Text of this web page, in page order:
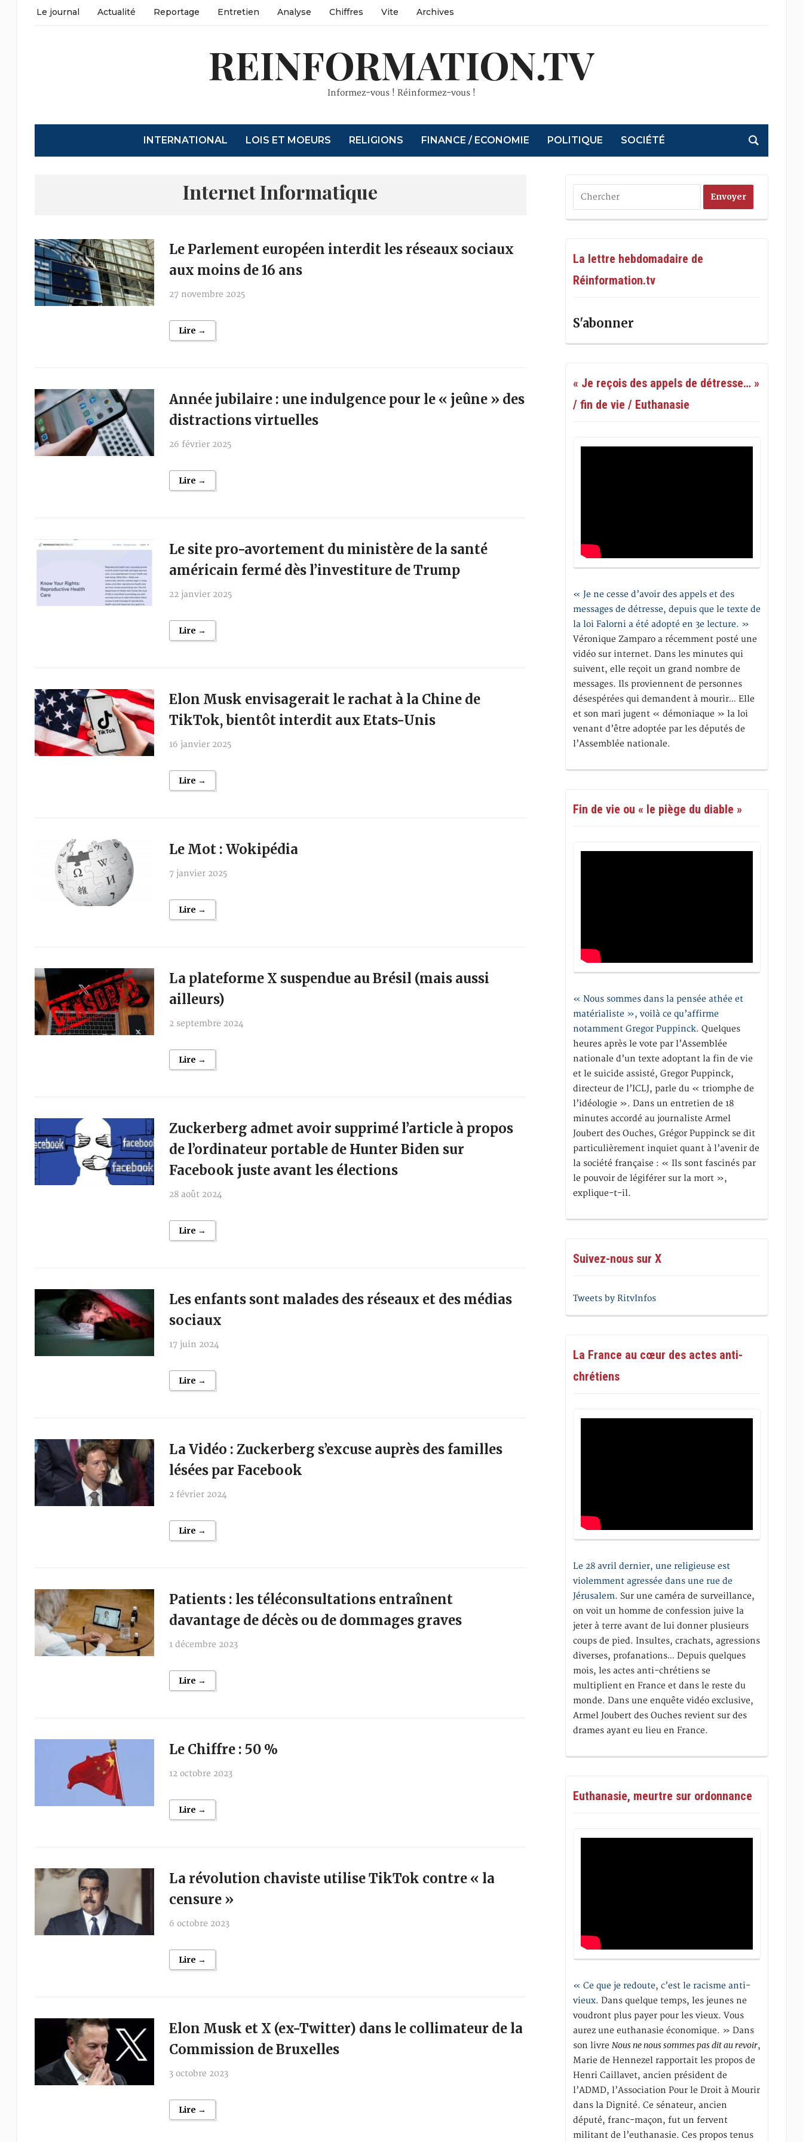
Le journal Actualité Reportage Entretien Analyse Chiffres Vite Archives
REINFORMATION.TV
Informez-vous ! Réinformez-vous !
INTERNATIONAL LOIS ET MOEURS RELIGIONS FINANCE / ECONOMIE POLITIQUE SOCIÉTÉ
Internet Informatique
Le Parlement européen interdit les réseaux sociaux
aux moins de 16 ans
27 novembre 2025
Lire →
Année jubilaire : une indulgence pour le « jeûne » des
distractions virtuelles
26 février 2025
Lire →
Le site pro-avortement du ministère de la santé
américain fermé dès l’investiture de Trump
22 janvier 2025
Lire →
Elon Musk envisagerait le rachat à la Chine de
TikTok, bientôt interdit aux Etats-Unis
16 janvier 2025
Lire →
Le Mot : Wokipédia
7 janvier 2025
Lire →
La plateforme X suspendue au Brésil (mais aussi
ailleurs)
2 septembre 2024
Lire →
Zuckerberg admet avoir supprimé l’article à propos
de l’ordinateur portable de Hunter Biden sur
Facebook juste avant les élections
28 août 2024
Lire →
Les enfants sont malades des réseaux et des médias
sociaux
17 juin 2024
Lire →
La Vidéo : Zuckerberg s’excuse auprès des familles
lésées par Facebook
2 février 2024
Lire →
Patients : les téléconsultations entraînent
davantage de décès ou de dommages graves
1 décembre 2023
Lire →
Le Chiffre : 50 %
12 octobre 2023
Lire →
La révolution chaviste utilise TikTok contre « la
censure »
6 octobre 2023
Lire →
Elon Musk et X (ex-Twitter) dans le collimateur de la
Commission de Bruxelles
3 octobre 2023
Lire →
La lettre hebdomadaire de
Réinformation.tv
S'abonner
« Je reçois des appels de détresse… »
/ fin de vie / Euthanasie
« Je ne cesse d’avoir des appels et des
messages de détresse, depuis que le texte de
la loi Falorni a été adopté en 3e lecture. »
Véronique Zamparo a récemment posté une
vidéo sur internet. Dans les minutes qui
suivent, elle reçoit un grand nombre de
messages. Ils proviennent de personnes
désespérées qui demandent à mourir… Elle
et son mari jugent « démoniaque » la loi
venant d’être adoptée par les députés de
l’Assemblée nationale.
Fin de vie ou « le piège du diable »
« Nous sommes dans la pensée athée et
matérialiste », voilà ce qu’affirme
notamment Gregor Puppinck. Quelques
heures après le vote par l’Assemblée
nationale d’un texte adoptant la fin de vie
et le suicide assisté, Gregor Puppinck,
directeur de l’ICLJ, parle du « triomphe de
l’idéologie ». Dans un entretien de 18
minutes accordé au journaliste Armel
Joubert des Ouches, Grégor Puppinck se dit
particulièrement inquiet quant à l’avenir de
la société française : « Ils sont fascinés par
le pouvoir de légiférer sur la mort »,
explique-t-il.
Suivez-nous sur X
Tweets by RitvInfos
La France au cœur des actes anti-
chrétiens
Le 28 avril dernier, une religieuse est
violemment agressée dans une rue de
Jérusalem. Sur une caméra de surveillance,
on voit un homme de confession juive la
jeter à terre avant de lui donner plusieurs
coups de pied. Insultes, crachats, agressions
diverses, profanations… Depuis quelques
mois, les actes anti-chrétiens se
multiplient en France et dans le reste du
monde. Dans une enquête vidéo exclusive,
Armel Joubert des Ouches revient sur des
drames ayant eu lieu en France.
Euthanasie, meurtre sur ordonnance
« Ce que je redoute, c’est le racisme anti-
vieux. Dans quelque temps, les jeunes ne
voudront plus payer pour les vieux. Vous
aurez une euthanasie économique. » Dans
son livreNous ne nous sommes pas dit au revoir,
Marie de Hennezel rapportait les propos de
Henri Caillavet, ancien président de
l’ADMD, l’Association Pour le Droit à Mourir
dans la Dignité. Ce sénateur, ancien
député, franc-maçon, fut un fervent
militant de l’euthanasie. Ces propos tenus